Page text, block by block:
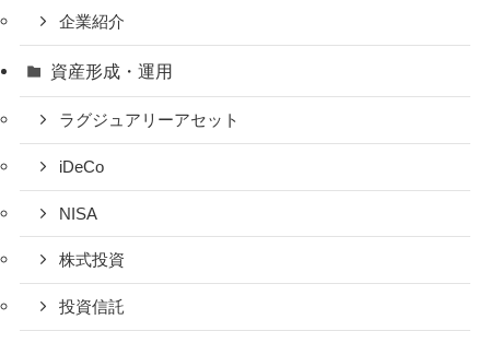
企業紹介
資産形成・運用
ラグジュアリーアセット
iDeCo
NISA
株式投資
投資信託